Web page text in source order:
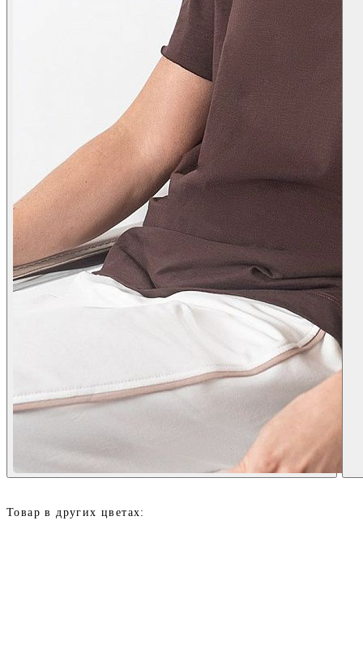
Товар в других цветах: